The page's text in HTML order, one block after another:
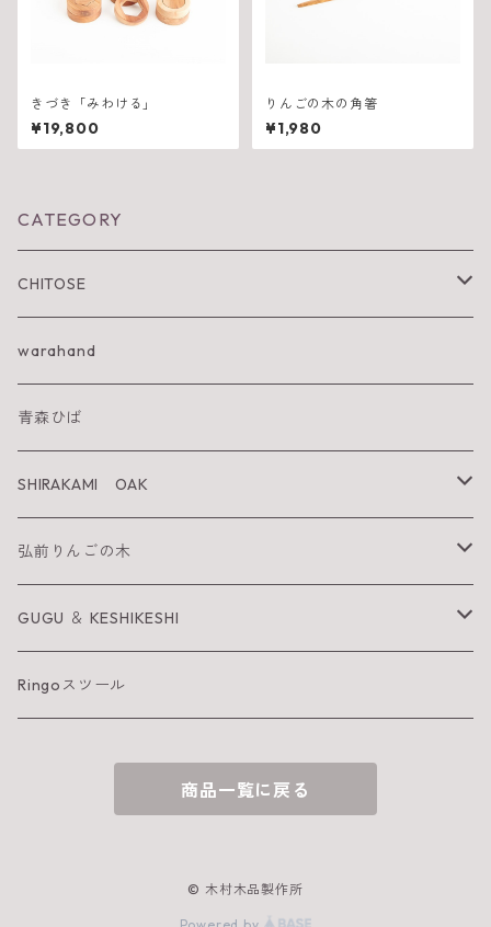
きづき「みわける」
¥19,800
りんごの木の角箸
¥1,980
CATEGORY
CHITOSE
IWA KI SUN
SHIRAKAMI sanchi
太陽を纏うりんご
Neckiace
Bracelet
warahand
青森ひば
SHIRAKAMI OAK
Tsugara Table
Tsugara Chair
弘前りんごの木
お箸
箸置き
GUGU ＆ KESHIKESHI
GUGU
Ringoスツール
商品一覧に戻る
© 木村木品製作所